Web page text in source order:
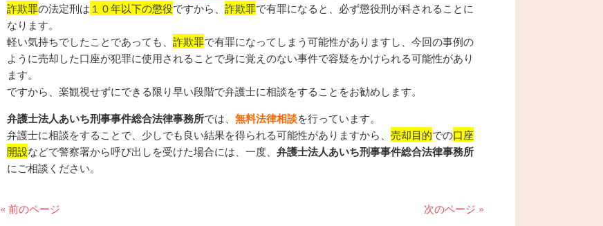
詐欺罪の法定刑は １０年以下の懲役ですから、 詐欺罪で有罪になると、必ず懲役刑が科されることに
なります。
軽い気持ちでしたことであっても、 詐欺罪で有罪になってしまう可能性がありますし、今回の事例の
ように売却した口座が犯罪に使用されることで身に覚えのない事件で容疑をかけられる可能性があり
ます。
ですから、楽観視せずにできる限り早い段階で弁護士に相談をすることをお勧めします。
弁護士法人あいち刑事事件総合法律事務所では、 無料法律相談を行っています。
弁護士に相談をすることで、少しでも良い結果を得られる可能性がありますから、 売却目的での口座
開設などで警察署から呼び出しを受けた場合には、一度、 弁護士法人あいち刑事事件総合法律事務所
にご相談ください。
« 前のページ 次のページ »